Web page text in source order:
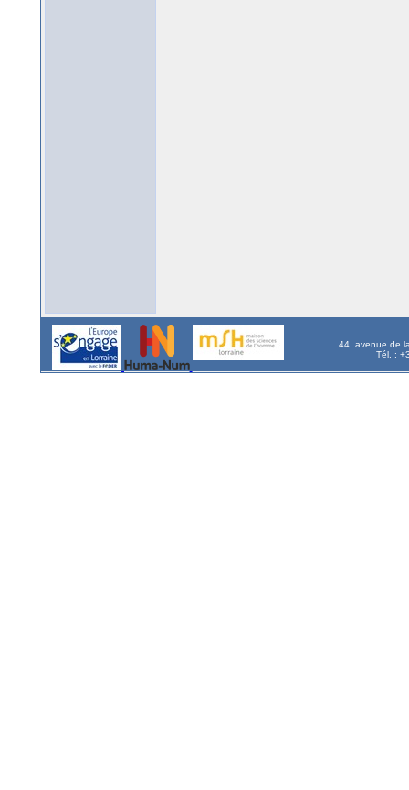
44, avenue de
Tél. :